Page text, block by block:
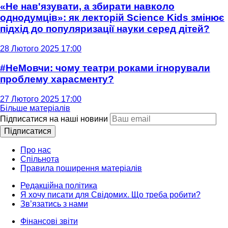
«Не нав'язувати, а збирати навколо
однодумців»: як лекторій Science Kids змінює
підхід до популяризації науки серед дітей?
28 Лютого 2025 17:00
#НеМовчи: чому театри роками ігнорували
проблему харасменту?
27 Лютого 2025 17:00
Більше матеріалів
Підписатися на наші новини
Підписатися
Про нас
Спільнота
Правила поширення матеріалів
Редакційна політика
Я хочу писати для Свідомих. Що треба робити?
Зв’язатись з нами
Фінансові звіти